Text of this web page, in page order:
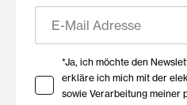
Ihre Zustimmung zu
*Ja, ich möchte den
erkläre ich mich mit der elektronischen Speicherung
sowie Verarbeitung meiner